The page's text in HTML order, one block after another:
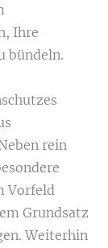
Ihre
bündeln.
rein
Vorfeld
Grundsatz
Weiterhin